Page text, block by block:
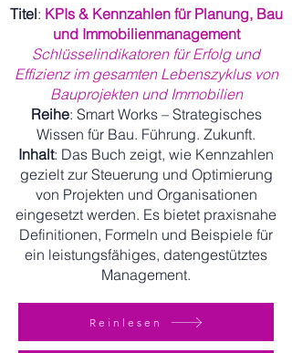
Titel: KPIs & Kennzahlen für Planung, Bau
und Immobilienmanagement
Schlüsselindikatoren für Erfolg und
Effizienz im gesamten Lebenszyklus von
Bauprojekten und Immobilien
Reihe: Smart Works – Strategisches
Wissen für Bau. Führung. Zukunft.
Inhalt: Das Buch zeigt, wie Kennzahlen
gezielt zur Steuerung und Optimierung
von Projekten und Organisationen
eingesetzt werden. Es bietet praxisnahe
Definitionen, Formeln und Beispiele für
ein leistungsfähiges, datengestütztes
Management.
Reinlesen